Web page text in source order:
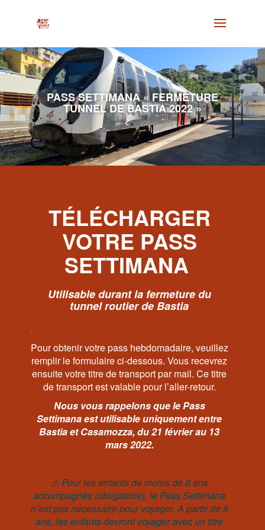
PASS SETTIMANA « FERMETURE
TUNNEL DE BASTIA 2022 »
TÉLÉCHARGER
VOTRE PASS
SETTIMANA
Utilisable durant la fermeture du
tunnel routier de Bastia
.
Pour obtenir votre pass hebdomadaire, veuillez
remplir le formulaire ci-dessous. Vous recevrez
ensuite votre titre de transport par mail. Ce titre
de transport est valable pour l’aller-retour.
Nous vous rappelons que le Pass
Settimana est utilisable uniquement entre
Bastia et Casamozza, du 21 février au 13
mars 2022.
⚠ Pour les enfants de moins de 8 ans
accompagnés (obligatoire), le Pass Settimana
n’est pas nécessaire pour voyager. A partir de 9
ans, les enfants devront voyager avec un titre